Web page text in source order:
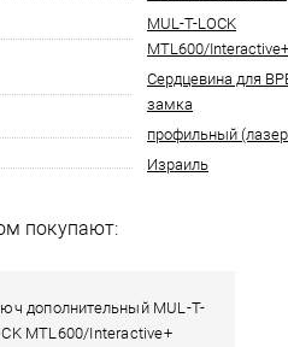
MUL-T-LOCK
MTL600/Interactive+
Сердцевина для
замка
профильный
Израиль
покупают:
дополнительный MUL-T-
MTL600/Interactive+